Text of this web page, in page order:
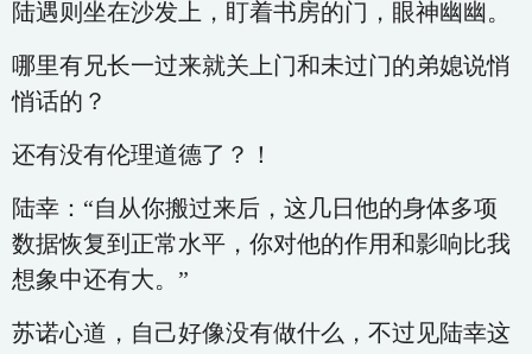
陆遇则坐在沙发上，盯着书房的门，眼神幽幽。
哪里有兄长一过来就关上门和未过门的弟媳说悄
悄话的？
还有没有伦理道德了？！
陆幸：“自从你搬过来后，这几日他的身体多项
数据恢复到正常水平，你对他的作用和影响比我
想象中还有大。”
苏诺心道，自己好像没有做什么，不过见陆幸这